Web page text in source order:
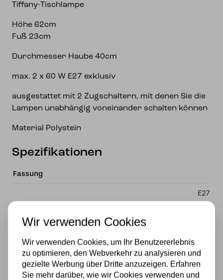
Tiffany-Tischlampe
Höhe 62cm
Fuß 23cm
Durchmesser Haube 40cm
max. 2 x 60 W E27 exklusiv
ausgestattet mit 2 Zugschaltern, mit denen Sie die
Lampen unabhängig voneinander schalten können
Material Polystein
Spezifikationen
Fassung
E27
Stromversorgung
230v
Wir verwenden Cookies
Wir verwenden Cookies, um Ihr Benutzererlebnis
zu optimieren, den Webverkehr zu analysieren und
gezielte Werbung über Dritte anzuzeigen. Erfahren
Sie mehr darüber, wie wir Cookies verwenden und